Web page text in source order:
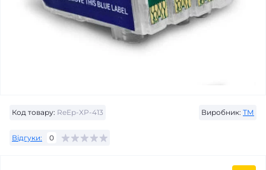
Код товару: ReEp-XP-413 Виробник: ТМ
Відгуки: 0